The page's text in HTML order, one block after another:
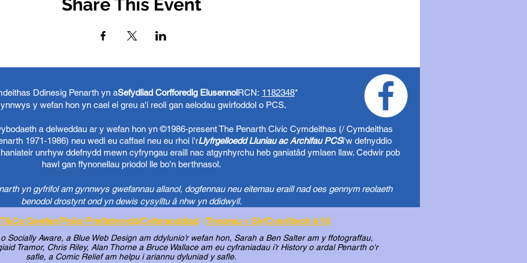
Share This Event
Ddinesig Penarth yn aSefydliad Corfforedig ElusennolRCN: 1182348*
y wefan hon yn cael ei greu a'i reoli gan aelodau gwirfoddol o PCS.
a delweddau ar y wefan hon yn ©1986-present The Penarth Civic Cymdeithas (/ Cymdeithas
1971-1986) neu wedi eu caffael neu eu rhoi i'rLlyfrgelloedd Lluniau ac Archifau PCSi'w defnyddio
unrhyw ddefnydd mewn cyfryngau eraill nac atgynhyrchu heb ganiatâd ymlaen llaw. Cedwir pob
hawl gan ffynonellau priodol lle bo'n berthnasol.
yn gyfrifol am gynnwys gwefannau allanol, dogfennau neu eitemau eraill nad oes gennym reolaeth
benodol drostynt ond yn dewis cysylltu â nhw yn ddidwyll.
Gwefan/Polisi Preifatrwydd/Cyfansoddiad/Trysorau y Sir/Cysylltwch â Ni
Socially Aware, a Blue Web Design am ddylunio’r wefan hon, Sarah a Ben Salter am y ffotograffau,
Tramor, Chris Riley, Alan Thorne a Bruce Wallace am eu cyfraniadau i’r History o ardal Penarth o'r
safle, a Comic Relief am helpu i ariannu dyluniad y safle.